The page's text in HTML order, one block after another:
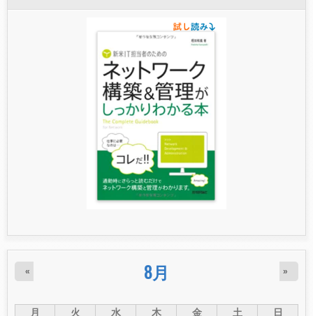
8月
« »
月 火 水 木 金 土
日